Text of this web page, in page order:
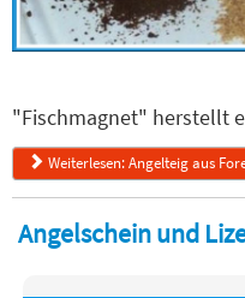
"Fischmagnet" herstellt
Weiterlesen: Angelteig aus
Angelschein und